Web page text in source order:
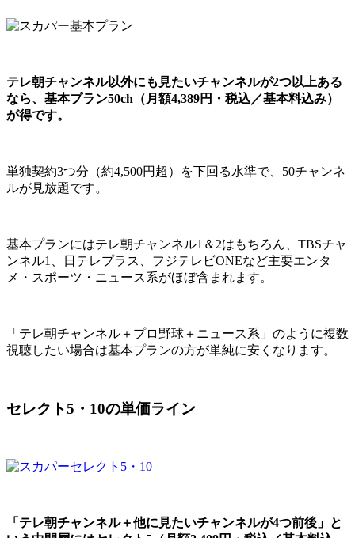
テレ朝チャンネル以外にも見たいチャンネルが2つ以上ある
なら、基本プラン50ch（月額4,389円・税込／基本料込み）
が得です。
単独契約3つ分（約4,500円超）を下回る水準で、50チャンネ
ルが見放題です。
基本プランにはテレ朝チャンネル1＆2はもちろん、TBSチャ
ンネル1、日テレプラス、フジテレビONEなど主要エンタ
メ・スポーツ・ニュース系がほぼ含まれます。
「テレ朝チャンネル＋プロ野球＋ニュース系」のように複数
視聴したい場合は基本プランの方が単純に安くなります。
セレクト5・10の単価ライン
「テレ朝チャンネル＋他に見たいチャンネルが4つ前後」と